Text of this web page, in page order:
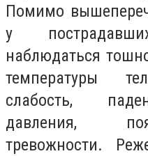
Помимо
у
наблюдаться
температуры
слабость,
давления,
тревожности.